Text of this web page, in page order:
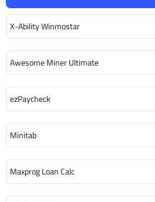
X-Ability Winmostar
Awesome Miner Ultimate
ezPaycheck
Minitab
Maxprog Loan Calc